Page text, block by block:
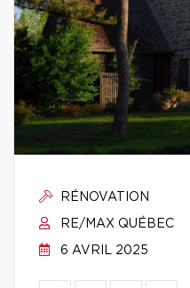
RÉNOVATION
RE/MAX QUÉBEC
6 AVRIL 2025